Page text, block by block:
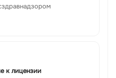
к лицензии